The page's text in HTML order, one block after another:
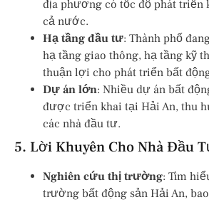
địa phương có tốc độ phát triển
cả nước.
Hạ tầng đầu tư: Thành phố
hạ tầng giao thông, hạ tầng kỹ
thuận lợi cho phát triển bất
Dự án lớn: Nhiều dự án bất
được triển khai tại Hải An, thu
các nhà đầu tư.
5. Lời Khuyên Cho Nhà Đầu
Nghiên cứu thị trường: Tìm
trường bất động sản Hải An,